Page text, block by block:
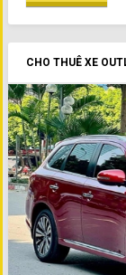
CHO THUÊ XE